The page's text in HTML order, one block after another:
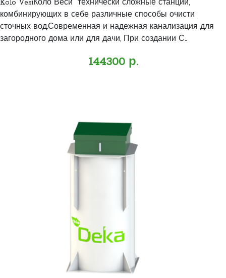
Kolo VesiКоло Веси технически сложные станций,
комбинирующих в себе различные способы очисти
сточных вод.Современная и надежная канализация для
загородного дома или для дачи, При создании С..
144300 р.